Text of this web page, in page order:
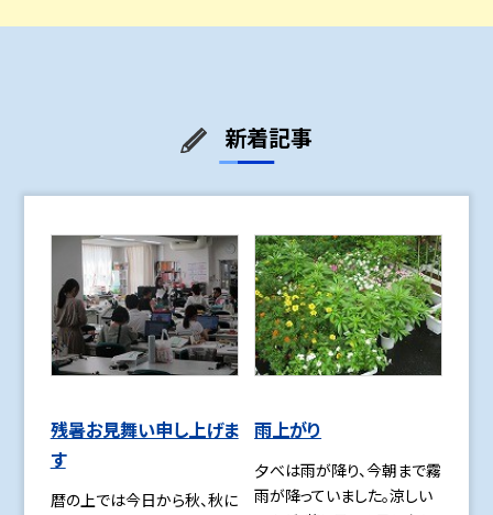
新着記事
残暑お見舞い申し上げま
す
暦の上では今日から秋、秋に
雨上がり
夕べは雨が降り、今朝まで霧
雨が降っていました。涼しい